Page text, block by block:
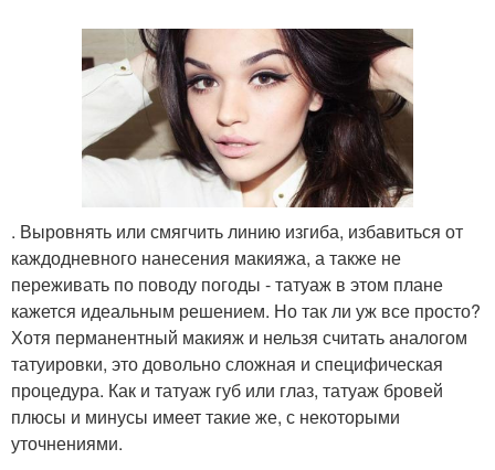
. Выровнять или смягчить линию изгиба, избавиться от
каждодневного нанесения макияжа, а также не
переживать по поводу погоды - татуаж в этом плане
кажется идеальным решением. Но так ли уж все просто?
Хотя перманентный макияж и нельзя считать аналогом
татуировки, это довольно сложная и специфическая
процедура. Как и татуаж губ или глаз, татуаж бровей
плюсы и минусы имеет такие же, с некоторыми
уточнениями.